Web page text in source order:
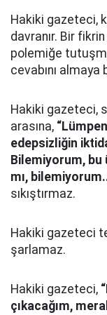
Hakiki gazeteci,
davranır. Bir
polemiğe
cevabını almaya
Hakiki gazeteci,
arasına,
edepsizliğin
Bilemiyorum,
mı,
sıkıştırmaz.
Hakiki gazeteci
şarlamaz.
Hakiki gazeteci,
çıkacağım,